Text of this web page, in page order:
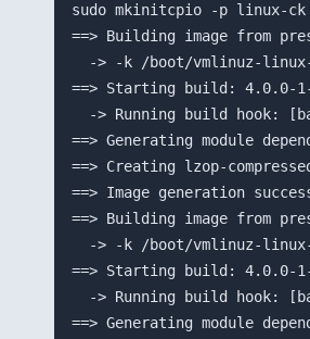
sudo mkinitcpio -p linux-ck
==> Building image from
-> -k /boot/vmlinuz-
==> Starting build: 4.0.0-
-> Running build hook:
==> Generating module
==> Creating lzop-
==> Image generation
==> Building image from
-> -k /boot/vmlinuz-
==> Starting build: 4.0.0-
-> Running build hook:
==> Generating module